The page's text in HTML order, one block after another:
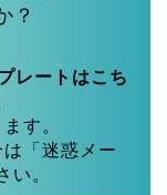
？
レートはこち
す。
「迷惑メー
い。